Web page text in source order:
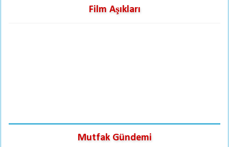
Film Aşıkları
Mutfak Gündemi